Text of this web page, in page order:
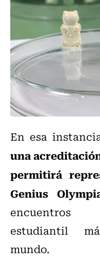
En esa
una
permitirá
Genius
encuentros
estudiantil
mundo.